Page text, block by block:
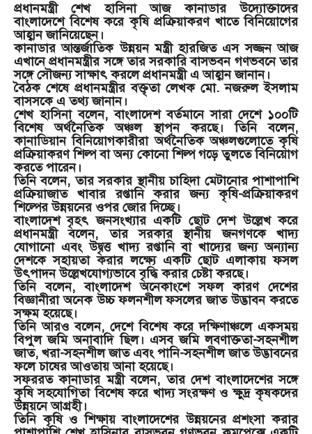
প্রধানমন্ত্রী শেখ হাসিনা আজ কানাডার উদ্যোক্তাদের
বাংলাদেশে বিশেষ করে কৃষি প্রক্রিয়াকরণ খাতে বিনিয়োগের
আহ্বান জানিয়েছেন।
কানাডার আন্তর্জাতিক উন্নয়ন মন্ত্রী হারজিত এস সজ্জন আজ
এখানে প্রধানমন্ত্রীর সঙ্গে তার সরকারি বাসভবন গণভবনে তার
সঙ্গে সৌজন্য সাক্ষাৎ করলে প্রধানমন্ত্রী এ আহ্বান জানান।
বৈঠক শেষে প্রধানমন্ত্রীর বক্তৃতা লেখক মো. নজরুল ইসলাম
বাসসকে এ তথ্য জানান।
শেখ হাসিনা বলেন, বাংলাদেশ বর্তমানে সারা দেশে ১০০টি
বিশেষ অর্থনৈতিক অঞ্চল স্থাপন করছে। তিনি বলেন,
কানাডিয়ান বিনিয়োগকারীরা অর্থনৈতিক অঞ্চলগুলোতে কৃষি
প্রক্রিয়াকরণ শিল্প বা অন্য কোনো শিল্প গড়ে তুলতে বিনিয়োগ
করতে পারেন।
তিনি বলেন, তার সরকার স্থানীয় চাহিদা মেটানোর পাশাপাশি
প্রক্রিয়াজাত খাবার রপ্তানি করার জন্য কৃষি-প্রক্রিয়াকরণ
শিল্পের উন্নয়নের ওপর জোর দিচ্ছে।
বাংলাদেশ বৃহৎ জনসংখ্যার একটি ছোট দেশ উল্লেখ করে
প্রধানমন্ত্রী বলেন, তার সরকার স্থানীয় জনগণকে খাদ্য
যোগানো এবং উদ্বৃত্ত খাদ্য রপ্তানি বা খাদ্যের জন্য অন্যান্য
দেশকে সহায়তা করার লক্ষ্যে একটি ছোট এলাকায় ফসল
উৎপাদন উল্লেখযোগ্যভাবে বৃদ্ধি করার চেষ্টা করছে।
তিনি বলেন, বাংলাদেশ অনেকাংশে সফল কারণ দেশের
বিজ্ঞানীরা অনেক উচ্চ ফলনশীল ফসলের জাত উদ্ভাবন করতে
সক্ষম হয়েছে।
তিনি আরও বলেন, দেশে বিশেষ করে দক্ষিণাঞ্চলে একসময়
বিপুল জমি অনাবাদি ছিল। এসব জমি লবণাক্ততা-সহনশীল
জাত, খরা-সহনশীল জাত এবং পানি-সহনশীল জাত উদ্ভাবনের
ফলে চাষের আওতায় আনা হয়েছে।
সফররত কানাডার মন্ত্রী বলেন, তার দেশ বাংলাদেশের সঙ্গে
কৃষি সহযোগিতা বিশেষ করে খাদ্য সংরক্ষণ ও ক্ষুদ্র কৃষকদের
উন্নয়নে আগ্রহী।
তিনি কৃষি ও শিক্ষায় বাংলাদেশের উন্নয়নের প্রশংসা করার